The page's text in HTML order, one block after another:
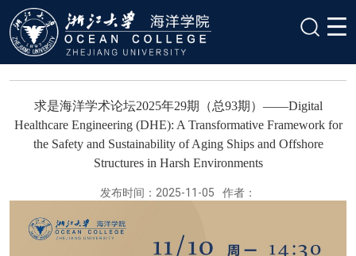
求是海洋学术论坛2025年29期（总93期）——Digital
Healthcare Engineering (DHE): A Transformative Framework for
the Safety and Sustainability of Aging Ships and Offshore
Structures in Harsh Environments
发布时间：2025-11-05 作者：